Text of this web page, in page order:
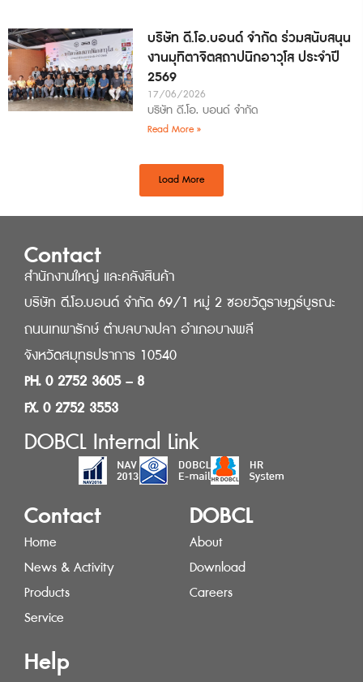
บริษัท ดี.โอ.บอนด์ จำกัด ร่วมสนับสนุน
งานมุทิตาจิตสถาปนิกอาวุโส ประจำปี
2569
17/06/2026
บริษัท ดี.โอ. บอนด์ จำกัด
Read More »
Load More
Contact
สำนักงานใหญ่ และคลังสินค้า
บริษัท ดี.โอ.บอนด์ จำกัด 69/1 หมู่ 2 ซอยวัดูราษฎร์บูรณะ
ถนนเทพารักษ์ ตำบลบางปลา อำเภอบางพลี
จังหวัดสมุทรปราการ 10540
PH. 0 2752 3605 – 8
FX. 0 2752 3553
DOBCL Internal Link
Contact
Home
News & Activity
Products
Service
DOBCL
About
Download
Careers
Help